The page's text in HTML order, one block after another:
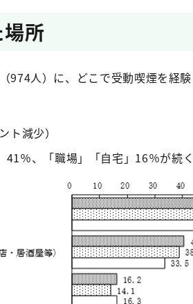
場所
人）に、どこで受動喫煙を経験
ト減少）
41％、「職場」「自宅」16％が続く